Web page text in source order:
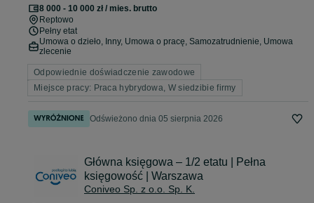
8 000 - 10 000 zł / mies. brutto
Reptowo
Pełny etat
Umowa o dzieło, Inny, Umowa o pracę, Samozatrudnienie, Umowa
zlecenie
Odpowiednie doświadczenie zawodowe
Miejsce pracy: Praca hybrydowa, W siedzibie firmy
Odświeżono dnia 05 sierpnia 2026
Główna księgowa – 1/2 etatu | Pełna
księgowość | Warszawa
Coniveo Sp. z o.o. Sp. K.